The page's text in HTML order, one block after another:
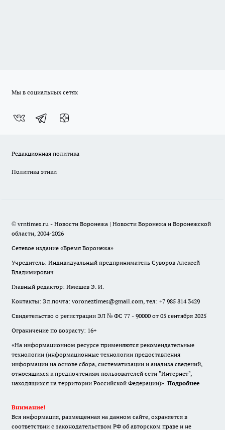
Мы в социальных сетях
Редакционная политика
Политика этики
© vrntimes.ru - Новости Воронежа | Новости Воронежа и Воронежской
области, 2004-2026
Сетевое издание «Время Воронежа»
Учредитель: Индивидуальный предприниматель Суворов Алексей
Владимирович
Главный редактор: Имешев Э. И.
Контакты: Эл.почта: voroneztimes@gmail.com, тел: +7 985 814 3429
Свидетельство о регистрации ЭЛ № ФС 77 - 90000 от 05 сентября 2025
Ограничение по возрасту: 16+
«На информационном ресурсе применяются рекомендательные
технологии (информационные технологии предоставления
информации на основе сбора, систематизации и анализа сведений,
относящихся к предпочтениям пользователей сети "Интернет",
находящихся на территории Российской Федерации)». Подробнее
Внимание!
Вся информация, размещенная на данном сайте, охраняется в
соответствии с законодательством РФ об авторском праве и не